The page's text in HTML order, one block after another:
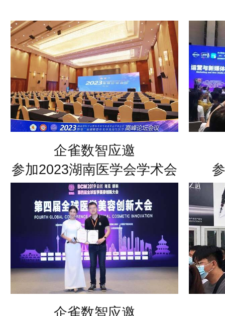
企雀数智应邀
参加2023湖南医学会学术会
议
企雀数智应邀